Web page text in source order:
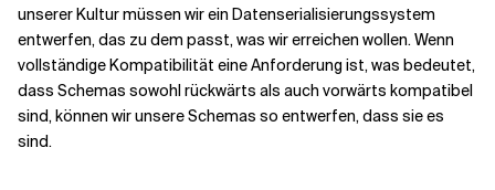
unserer Kultur müssen wir ein Datenserialisierungssystem
entwerfen, das zu dem passt, was wir erreichen wollen. Wenn
vollständige Kompatibilität eine Anforderung ist, was bedeutet,
dass Schemas sowohl rückwärts als auch vorwärts kompatibel
sind, können wir unsere Schemas so entwerfen, dass sie es
sind.